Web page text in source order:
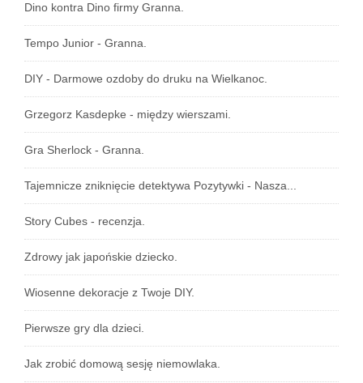
Dino kontra Dino firmy Granna.
Tempo Junior - Granna.
DIY - Darmowe ozdoby do druku na Wielkanoc.
Grzegorz Kasdepke - między wierszami.
Gra Sherlock - Granna.
Tajemnicze zniknięcie detektywa Pozytywki - Nasza...
Story Cubes - recenzja.
Zdrowy jak japońskie dziecko.
Wiosenne dekoracje z Twoje DIY.
Pierwsze gry dla dzieci.
Jak zrobić domową sesję niemowlaka.